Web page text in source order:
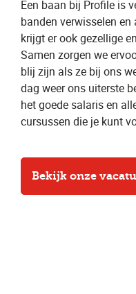
Een baan bij Profile is
banden verwisselen
krijgt er ook gezellige
Samen zorgen we
blij zijn als ze bij ons
dag weer ons uiterste
het goede salaris en
cursussen die je kunt
Bekijk onze